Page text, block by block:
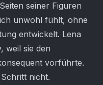
seiner Figuren
unwohl fühlt, ohne
entwickelt. Lena
weil sie den
vorführte.
nicht.